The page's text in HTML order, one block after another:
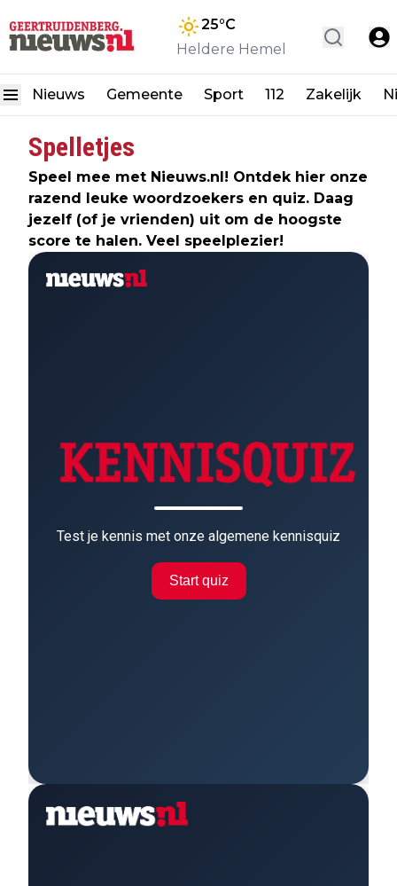
25°C
Heldere Hemel
Nieuws Gemeente Sport 112 Zakelijk
Spelletjes
Speel mee met Nieuws.nl! Ontdek hier onze
razend leuke woordzoekers en quiz. Daag
jezelf (of je vrienden) uit om de hoogste
score te halen. Veel speelplezier!